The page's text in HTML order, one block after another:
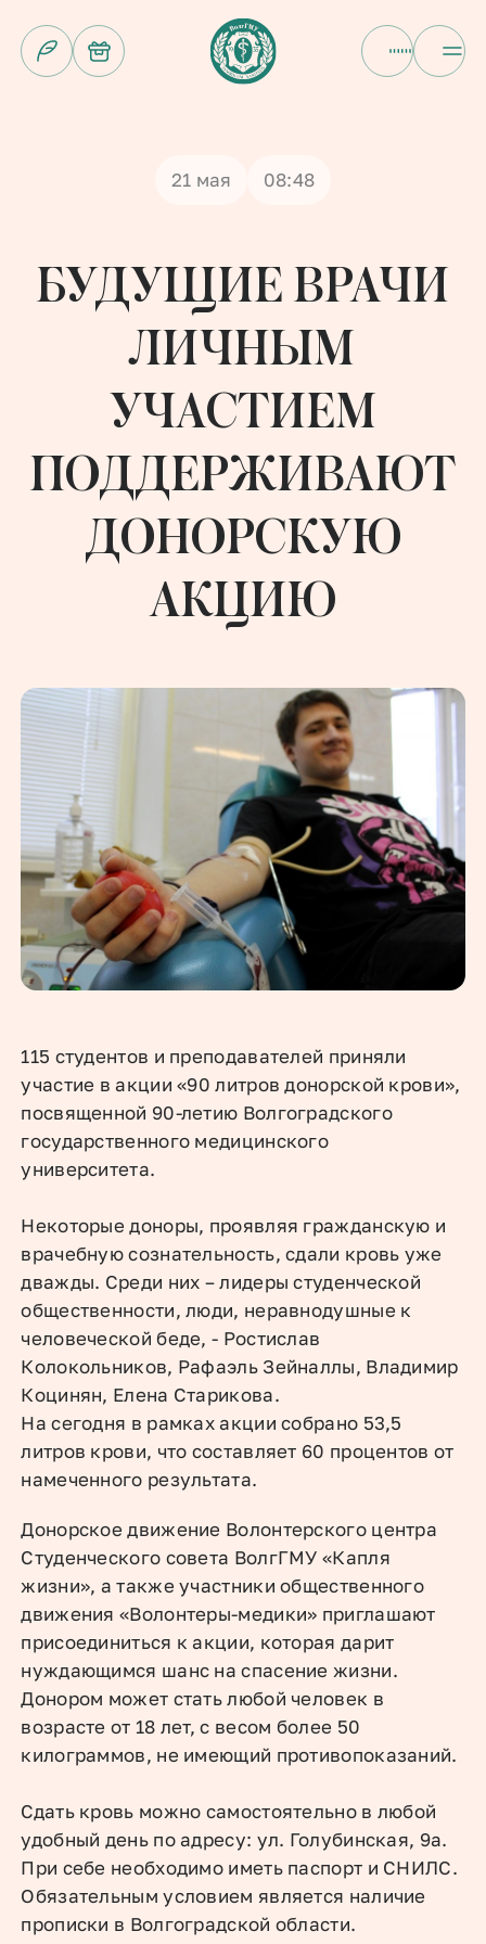
Sound
21 мая 08:48
БУДУЩИЕ ВРАЧИ
ЛИЧНЫМ
УЧАСТИЕМ
ПОДДЕРЖИВАЮТ
ДОНОРСКУЮ
АКЦИЮ
115 студентов и преподавателей приняли
участие в акции «90 литров донорской крови»,
посвященной 90-летию Волгоградского
государственного медицинского
университета.
Некоторые доноры, проявляя гражданскую и
врачебную сознательность, сдали кровь уже
дважды. Среди них – лидеры студенческой
общественности, люди, неравнодушные к
человеческой беде, - Ростислав
Колокольников, Рафаэль Зейналлы, Владимир
Коцинян, Елена Старикова.
На сегодня в рамках акции собрано 53,5
литров крови, что составляет 60 процентов от
намеченного результата.
Донорское движение Волонтерского центра
Студенческого совета ВолгГМУ «Капля
жизни», а также участники общественного
движения «Волонтеры-медики» приглашают
присоединиться к акции, которая дарит
нуждающимся шанс на спасение жизни.
Донором может стать любой человек в
возрасте от 18 лет, с весом более 50
килограммов, не имеющий противопоказаний.
Сдать кровь можно самостоятельно в любой
удобный день по адресу: ул. Голубинская, 9а.
При себе необходимо иметь паспорт и СНИЛС.
Обязательным условием является наличие
прописки в Волгоградской области.